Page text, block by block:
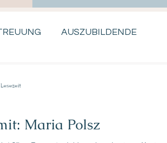
AUSZUBILDENDE
Maria Polsz